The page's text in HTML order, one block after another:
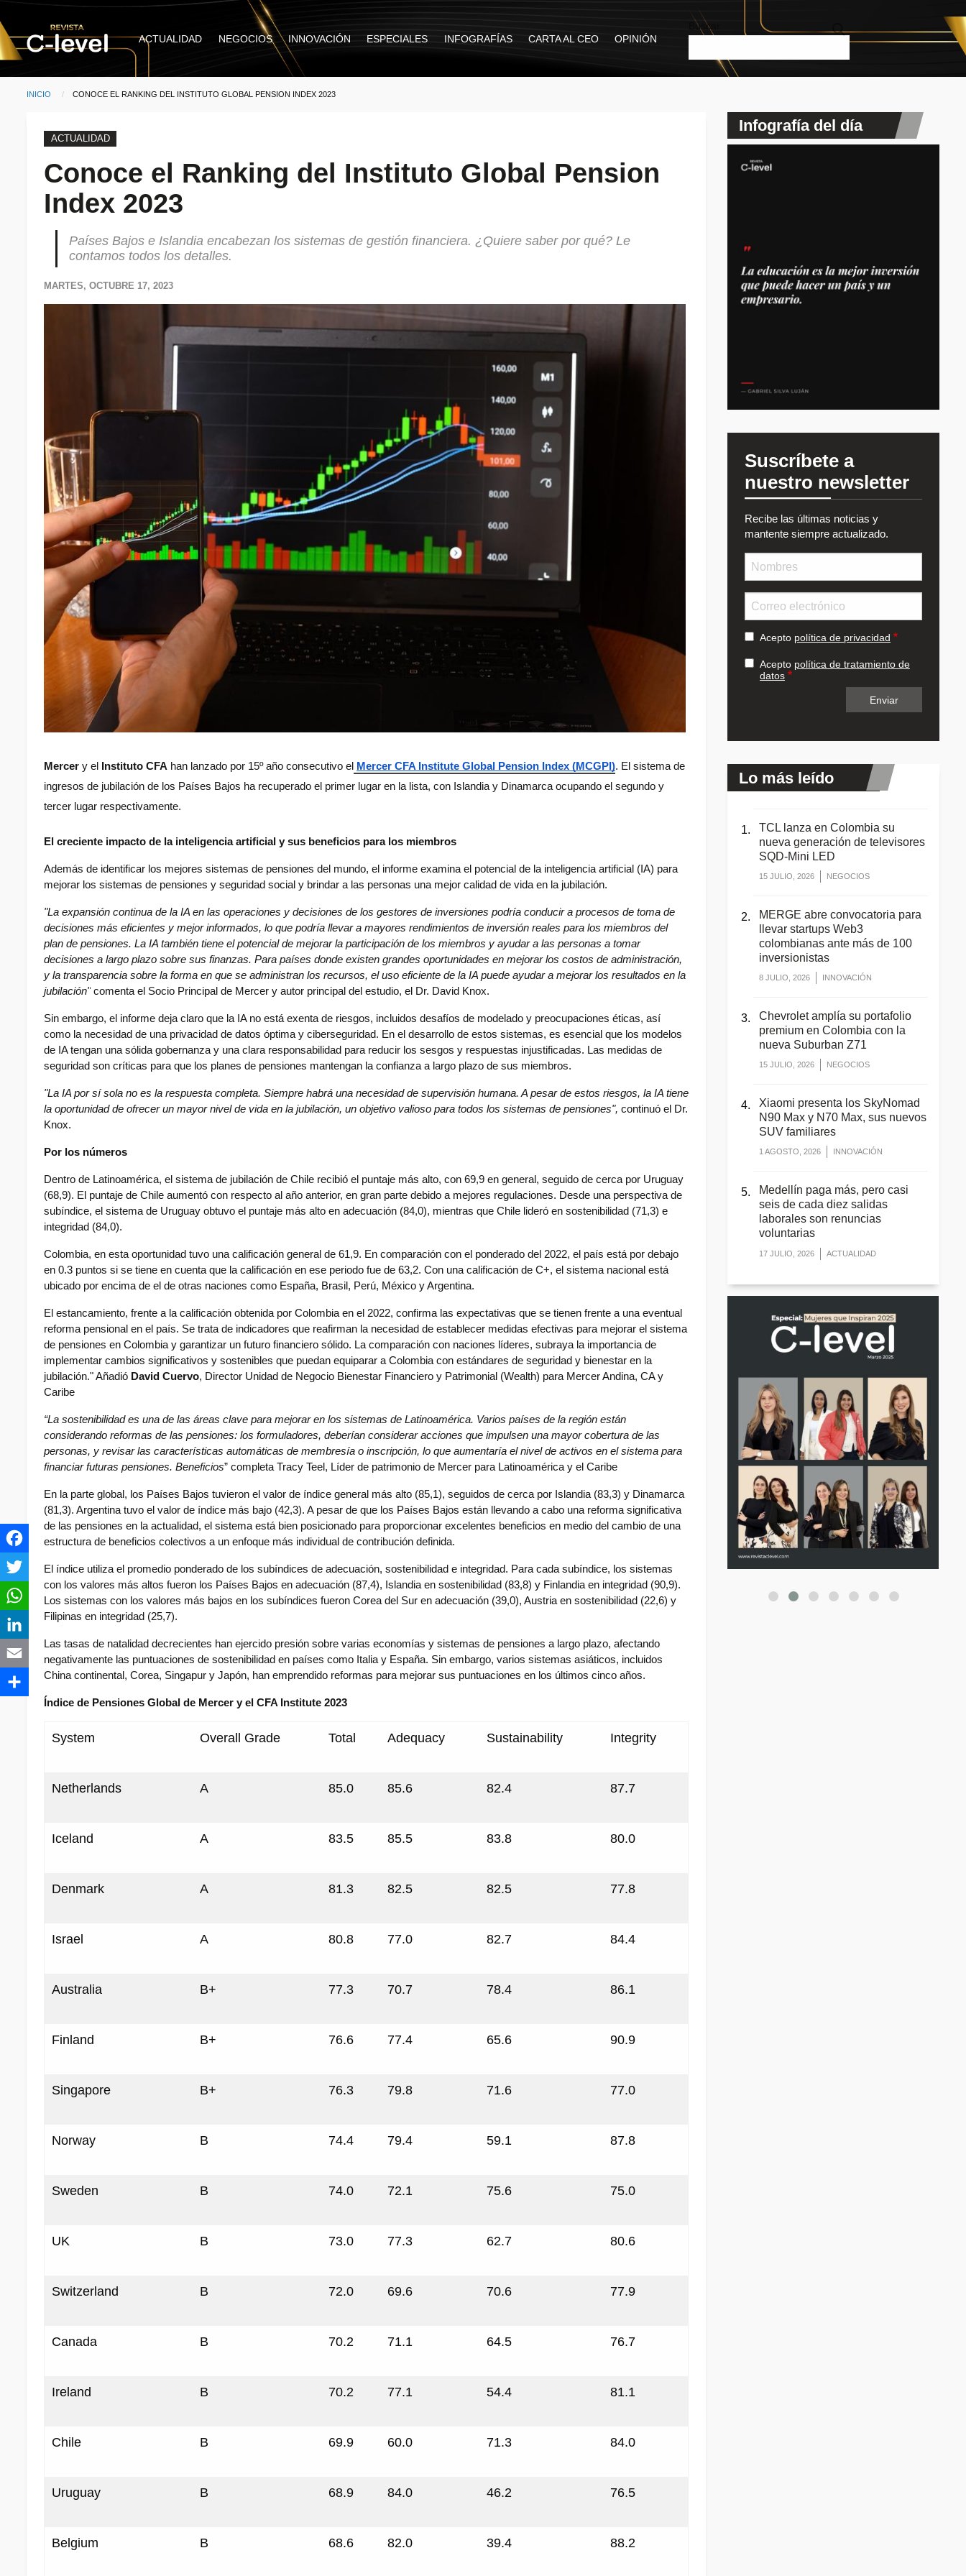
Pasar al contenido principal
Main
ACTUALIDAD NEGOCIOS INNOVACIÓN ESPECIALES INFOGRAFÍAS CARTA AL CEO OPINIÓN
Buscar
INICIO CURRENT:
CONOCE EL RANKING DEL INSTITUTO GLOBAL PENSION INDEX 2023
ACTUALIDAD
Conoce el Ranking del Instituto Global Pension
Index 2023
Países Bajos e Islandia encabezan los sistemas de gestión financiera. ¿Quiere saber por qué? Le
contamos todos los detalles.
MARTES, OCTUBRE 17, 2023
Mercer y el Instituto CFA han lanzado por 15º año consecutivo el Mercer CFA Institute Global Pension Index (MCGPI). El sistema de
ingresos de jubilación de los Países Bajos ha recuperado el primer lugar en la lista, con Islandia y Dinamarca ocupando el segundo y
tercer lugar respectivamente.
El creciente impacto de la inteligencia artificial y sus beneficios para los miembros
Además de identificar los mejores sistemas de pensiones del mundo, el informe examina el potencial de la inteligencia artificial (IA) para
mejorar los sistemas de pensiones y seguridad social y brindar a las personas una mejor calidad de vida en la jubilación.
"La expansión continua de la IA en las operaciones y decisiones de los gestores de inversiones podría conducir a procesos de toma de
decisiones más eficientes y mejor informados, lo que podría llevar a mayores rendimientos de inversión reales para los miembros del
plan de pensiones. La IA también tiene el potencial de mejorar la participación de los miembros y ayudar a las personas a tomar
decisiones a largo plazo sobre sus finanzas. Para países donde existen grandes oportunidades en mejorar los costos de administración,
y la transparencia sobre la forma en que se administran los recursos, el uso eficiente de la IA puede ayudar a mejorar los resultados en la
jubilación" comenta el Socio Principal de Mercer y autor principal del estudio, el Dr. David Knox.
Sin embargo, el informe deja claro que la IA no está exenta de riesgos, incluidos desafíos de modelado y preocupaciones éticas, así
como la necesidad de una privacidad de datos óptima y ciberseguridad. En el desarrollo de estos sistemas, es esencial que los modelos
de IA tengan una sólida gobernanza y una clara responsabilidad para reducir los sesgos y respuestas injustificadas. Las medidas de
seguridad son críticas para que los planes de pensiones mantengan la confianza a largo plazo de sus miembros.
"La IA por sí sola no es la respuesta completa. Siempre habrá una necesidad de supervisión humana. A pesar de estos riesgos, la IA tiene
la oportunidad de ofrecer un mayor nivel de vida en la jubilación, un objetivo valioso para todos los sistemas de pensiones", continuó el Dr.
Knox.
Por los números
Dentro de Latinoamérica, el sistema de jubilación de Chile recibió el puntaje más alto, con 69,9 en general, seguido de cerca por Uruguay
(68,9). El puntaje de Chile aumentó con respecto al año anterior, en gran parte debido a mejores regulaciones. Desde una perspectiva de
subíndice, el sistema de Uruguay obtuvo el puntaje más alto en adecuación (84,0), mientras que Chile lideró en sostenibilidad (71,3) e
integridad (84,0).
Colombia, en esta oportunidad tuvo una calificación general de 61,9. En comparación con el ponderado del 2022, el país está por debajo
en 0.3 puntos si se tiene en cuenta que la calificación en ese periodo fue de 63,2. Con una calificación de C+, el sistema nacional está
ubicado por encima de el de otras naciones como España, Brasil, Perú, México y Argentina.
El estancamiento, frente a la calificación obtenida por Colombia en el 2022, confirma las expectativas que se tienen frente a una eventual
reforma pensional en el país. Se trata de indicadores que reafirman la necesidad de establecer medidas efectivas para mejorar el sistema
de pensiones en Colombia y garantizar un futuro financiero sólido. La comparación con naciones líderes, subraya la importancia de
implementar cambios significativos y sostenibles que puedan equiparar a Colombia con estándares de seguridad y bienestar en la
jubilación." Añadió David Cuervo, Director Unidad de Negocio Bienestar Financiero y Patrimonial (Wealth) para Mercer Andina, CA y
Caribe
“La sostenibilidad es una de las áreas clave para mejorar en los sistemas de Latinoamérica. Varios países de la región están
considerando reformas de las pensiones: los formuladores, deberían considerar acciones que impulsen una mayor cobertura de las
personas, y revisar las características automáticas de membresía o inscripción, lo que aumentaría el nivel de activos en el sistema para
financiar futuras pensiones. Beneficios” completa Tracy Teel, Líder de patrimonio de Mercer para Latinoamérica y el Caribe
En la parte global, los Países Bajos tuvieron el valor de índice general más alto (85,1), seguidos de cerca por Islandia (83,3) y Dinamarca
(81,3). Argentina tuvo el valor de índice más bajo (42,3). A pesar de que los Países Bajos están llevando a cabo una reforma significativa
de las pensiones en la actualidad, el sistema está bien posicionado para proporcionar excelentes beneficios en medio del cambio de una
estructura de beneficios colectivos a un enfoque más individual de contribución definida.
El índice utiliza el promedio ponderado de los subíndices de adecuación, sostenibilidad e integridad. Para cada subíndice, los sistemas
con los valores más altos fueron los Países Bajos en adecuación (87,4), Islandia en sostenibilidad (83,8) y Finlandia en integridad (90,9).
Los sistemas con los valores más bajos en los subíndices fueron Corea del Sur en adecuación (39,0), Austria en sostenibilidad (22,6) y
Filipinas en integridad (25,7).
Las tasas de natalidad decrecientes han ejercido presión sobre varias economías y sistemas de pensiones a largo plazo, afectando
negativamente las puntuaciones de sostenibilidad en países como Italia y España. Sin embargo, varios sistemas asiáticos, incluidos
China continental, Corea, Singapur y Japón, han emprendido reformas para mejorar sus puntuaciones en los últimos cinco años.
Índice de Pensiones Global de Mercer y el CFA Institute 2023
System Overall Grade Total Adequacy Sustainability Integrity
Netherlands A 85.0 85.6 82.4 87.7
Iceland A 83.5 85.5 83.8 80.0
Denmark A 81.3 82.5 82.5 77.8
Israel A 80.8 77.0 82.7 84.4
Australia B+ 77.3 70.7 78.4 86.1
Finland B+ 76.6 77.4 65.6 90.9
Singapore B+ 76.3 79.8 71.6 77.0
Norway B 74.4 79.4 59.1 87.8
Sweden B 74.0 72.1 75.6 75.0
UK B 73.0 77.3 62.7 80.6
Switzerland B 72.0 69.6 70.6 77.9
Canada B 70.2 71.1 64.5 76.7
Ireland B 70.2 77.1 54.4 81.1
Chile B 69.9 60.0 71.3 84.0
Uruguay B 68.9 84.0 46.2 76.5
Belgium B 68.6 82.0 39.4 88.2
Infografía del día
Suscríbete a
nuestro newsletter
Recibe las últimas noticias y
mantente siempre actualizado.
Acepto política de privacidad
Acepto política de tratamiento de
datos
Lo más leído
TCL lanza en Colombia su
nueva generación de televisores
SQD-Mini LED
15 JULIO, 2026 NEGOCIOS
MERGE abre convocatoria para
llevar startups Web3
colombianas ante más de 100
inversionistas
8 JULIO, 2026 INNOVACIÓN
Chevrolet amplía su portafolio
premium en Colombia con la
nueva Suburban Z71
15 JULIO, 2026 NEGOCIOS
Xiaomi presenta los SkyNomad
N90 Max y N70 Max, sus nuevos
SUV familiares
1 AGOSTO, 2026 INNOVACIÓN
Medellín paga más, pero casi
seis de cada diez salidas
laborales son renuncias
voluntarias
17 JULIO, 2026 ACTUALIDAD